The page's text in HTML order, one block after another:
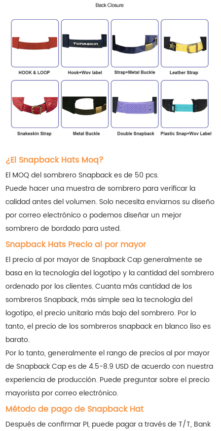
¿El Snapback Hats Moq?
El MOQ del sombrero Snapback es de 50 pcs.
Puede hacer una muestra de sombrero para verificar la
calidad antes del volumen. Solo necesita enviarnos su diseño
por correo electrónico o podemos diseñar un mejor
sombrero de bordado para usted.
Snapback Hats Precio al por mayor
El precio al por mayor de Snapback Cap generalmente se
basa en la tecnología del logotipo y la cantidad del sombrero
ordenado por los clientes. Cuanta más cantidad de los
sombreros Snapback, más simple sea la tecnología del
logotipo, el precio unitario más bajo del sombrero. Por lo
tanto, el precio de los sombreros snapback en blanco liso es
barato.
Por lo tanto, generalmente el rango de precios al por mayor
de Snapback Cap es de 4.5-8.9 USD de acuerdo con nuestra
experiencia de producción. Puede preguntar sobre el precio
mayorista por correo electrónico.
Método de pago de Snapback Hat
Después de confirmar PI, puede pagar a través de T/T, Bank